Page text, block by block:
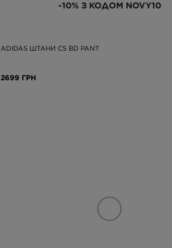
-10% З КОДОМ NOVY10
ADIDAS ШТАНИ CS BD PANT
2699 ГРН